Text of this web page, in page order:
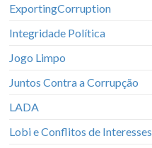
ExportingCorruption
Integridade Política
Jogo Limpo
Juntos Contra a Corrupção
LADA
Lobi e Conflitos de Interesses